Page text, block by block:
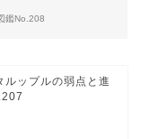
鑑No.208
ルップルの弱点と進